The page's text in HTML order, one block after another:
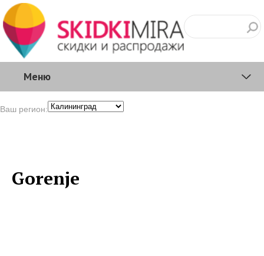
Меню
Ваш регион:
Gorenje